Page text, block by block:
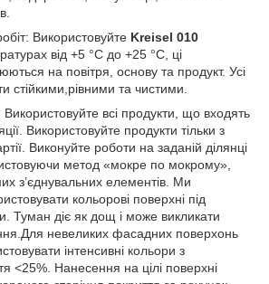
Використовуйте Kreisel 010
від +5 °C до +25 °C, ці
на повітря, основу та продукт. Усі
стійкими,рівними та чистими.
Використовуйте всі продукти, що входять
Використовуйте продукти тільки з
Виконуйте роботи на заданій ділянці
метод «мокре по мокрому»,
з’єднувальних елементів. Ми
кольорові поверхні під
Туман діє як дощ і може викликати
невеликих фасадних поверхонь
інтенсивні кольори з
<25%. Нанесення на цілі поверхні